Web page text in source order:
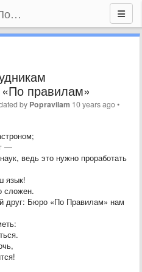
Редакторское бюро «По правилам»
«По правилам»
by Popravilam 10 years ago•
—
ведь это нужно проработать
язык!
сложен.
друг: Бюро «По Правилам» нам